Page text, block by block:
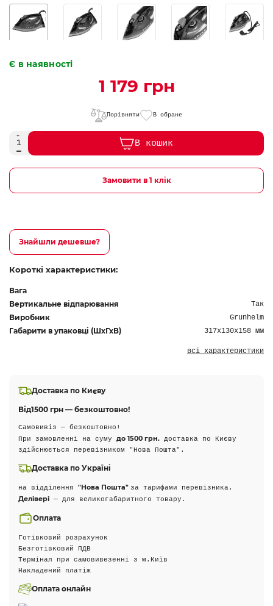
Є в наявності
1 179 грн
Порівняти В обране
В кошик
Замовити в 1 клік
Знайшли дешевше?
Короткі характеристики:
Вага
Вертикальне відпарювання
Так
Виробник Grunhelm
Габарити в упаковці (ШхГхВ) 317х130х158 мм
всі характеристики
Доставка по Києву
Від1500 грн — безкоштовно!
Самовивіз — безкоштовно!
При замовленні на суму до 1500 грн. доставка по Києву
здійснюється перевізником "Нова Пошта".
Доставка по Україні
на відділення "Нова Пошта" за тарифами перевізника.
Делівері — для великогабаритного товару.
Оплата
Готівковий розрахунок
Безготівковий ПДВ
Термінал при самовивезенні з м.Київ
Накладений платіж
Оплата онлайн